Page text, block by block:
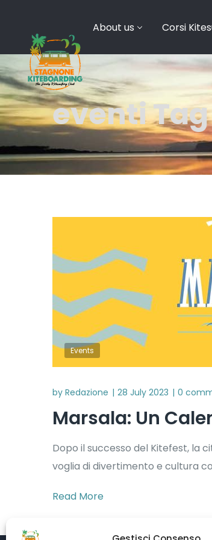
About us Corsi
eventi Tag
Events
by Redazione 28 July 2023 0
Marsala: Un
Dopo il successo del Kitefest, la
voglia di divertimento e cultura
Read More